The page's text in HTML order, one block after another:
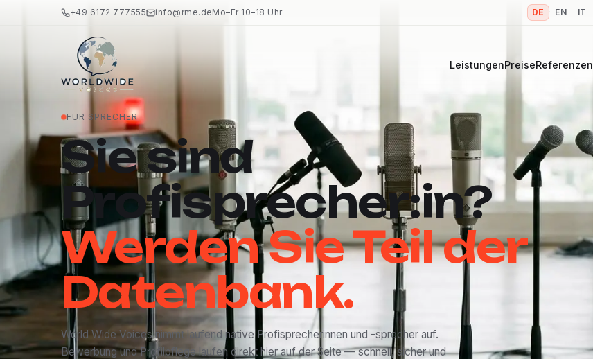
+49 6172 777555 info@rme.deMo–Fr 10–18 Uhr DE EN IT
LeistungenPreiseReferenzen
FÜR SPRECHER
Sie sind
Profisprecher:in?
Werden Sie Teil der
Datenbank.
World Wide Voices nimmt laufend native Profisprecherinnen und -sprecher auf.
Bewerbung und Profilpflege laufen direkt hier auf der Seite — schnell, sicher und